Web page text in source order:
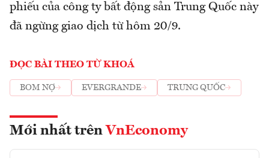
phiếu của công ty bất động sản Trung Quốc này
đã ngừng giao dịch từ hôm 20/9.
ĐỌC BÀI THEO TỪ KHOÁ
BOM NỢ EVERGRANDE TRUNG QUỐC
Mới nhất trên VnEconomy